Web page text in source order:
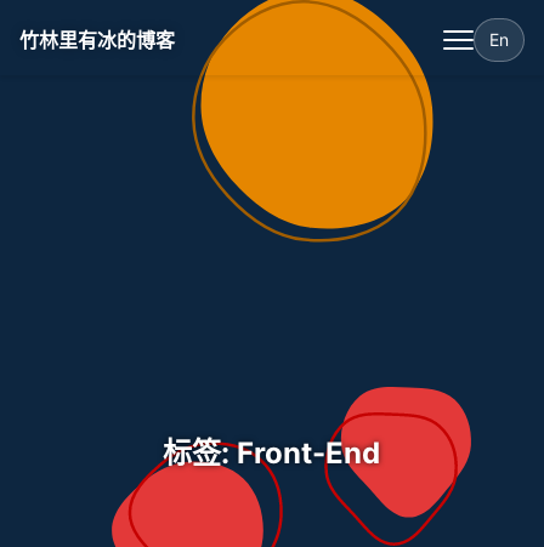
竹林里有冰的博客 En
标签: Front-End